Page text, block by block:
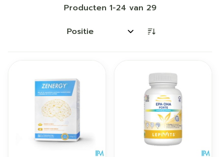
Producten 1-24 van 29
Sorteer op: